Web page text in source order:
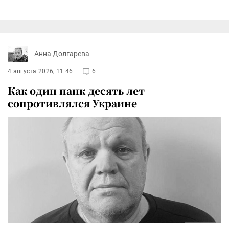
Анна Долгарева
4 августа 2026, 11:46 6
Как один панк десять лет
сопротивлялся Украине